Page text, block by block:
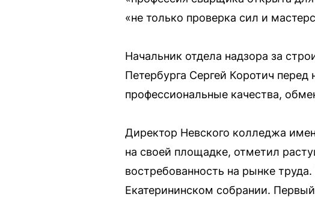
«не только проверка сил и
Начальник отдела надзора за
Петербурга Сергей Коротич
профессиональные качества,
Директор Невского колледжа
на своей площадке, отметил
востребованность на рынке
Екатерининском собрании.